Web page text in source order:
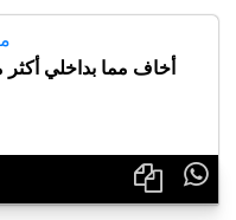
أخاف مما بداخلي
